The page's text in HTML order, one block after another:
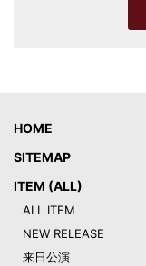
HOME
SITEMAP
ITEM (ALL)
ALL ITEM
NEW RELEASE
来日公演